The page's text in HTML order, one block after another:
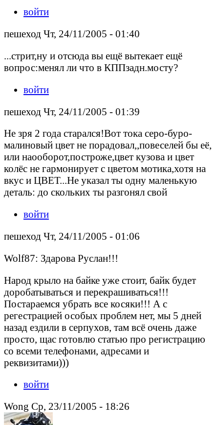
войти
пешеход Чт, 24/11/2005 - 01:40
...стрит,ну и отсюда вы ещё вытекает ещё
вопрос:менял ли что в КППзадн.мосту?
войти
пешеход Чт, 24/11/2005 - 01:39
Не зря 2 года старался!Вот тока серо-буро-
малиновый цвет не порадовал,,повеселей бы её,
или наооборот,построже,цвет кузова и цвет
колёс не гармонирует с цветом мотика,хотя на
вкус и ЦВЕТ...Не указал ты одну маленькую
деталь: до скольких ты разгонял свой
войти
пешеход Чт, 24/11/2005 - 01:06
Wolf87: Здарова Руслан!!!
Народ крыло на байке уже стоит, байк будет
доробатываться и перекрашиваться!!!
Постараемся убрать все косяки!!! А с
регестрацией особых проблем нет, мы 5 дней
назад ездили в серпухов, там всё очень даже
просто, щас готовлю статью про регистрацию
со всеми телефонами, адресами и
реквизитами)))
войти
Wong Ср, 23/11/2005 - 18:26